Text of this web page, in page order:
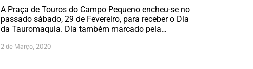
A Praça de Touros do Campo Pequeno encheu-se no
passado sábado, 29 de Fevereiro, para receber o Dia
da Tauromaquia. Dia também marcado pela…
2 de Março, 2020